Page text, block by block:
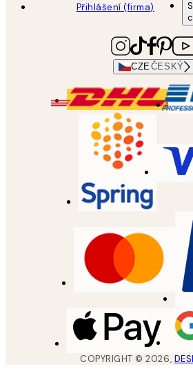
Přihlášení (firma)
CZEČESKÝ
COPYRIGHT ©2026,